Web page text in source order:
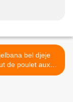
bel djeje
de poulet aux
petits pois) >